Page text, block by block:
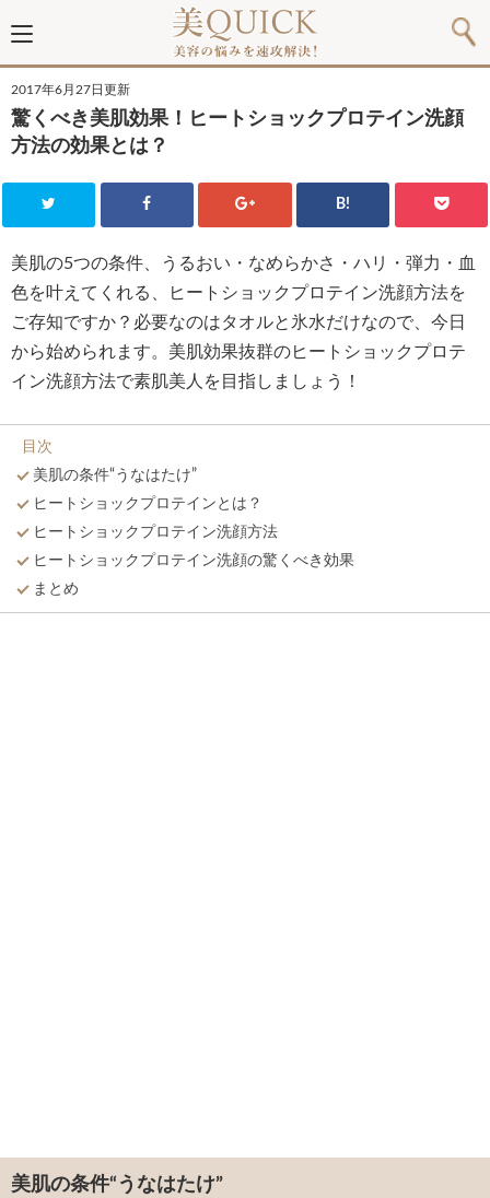
2017年6月27日更新
驚くべき美肌効果！ヒートショックプロテイン洗顔
方法の効果とは？
B!
美肌の5つの条件、うるおい・なめらかさ・ハリ・弾力・血
色を叶えてくれる、ヒートショックプロテイン洗顔方法を
ご存知ですか？必要なのはタオルと氷水だけなので、今日
から始められます。美肌効果抜群のヒートショックプロテ
イン洗顔方法で素肌美人を目指しましょう！
目次
美肌の条件“うなはたけ”
ヒートショックプロテインとは？
ヒートショックプロテイン洗顔方法
ヒートショックプロテイン洗顔の驚くべき効果
まとめ
美肌の条件“うなはたけ”